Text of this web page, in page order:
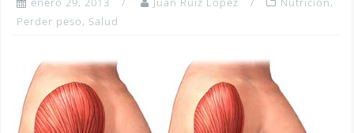
Perder peso, Salud